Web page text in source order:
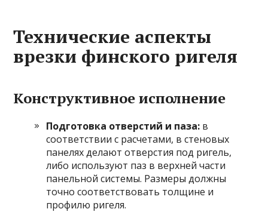
Технические аспекты
врезки финского ригеля
Конструктивное исполнение
Подготовка отверстий и паза: в
соответствии с расчетами, в стеновых
панелях делают отверстия под ригель,
либо используют паз в верхней части
панельной системы. Размеры должны
точно соответствовать толщине и
профилю ригеля.